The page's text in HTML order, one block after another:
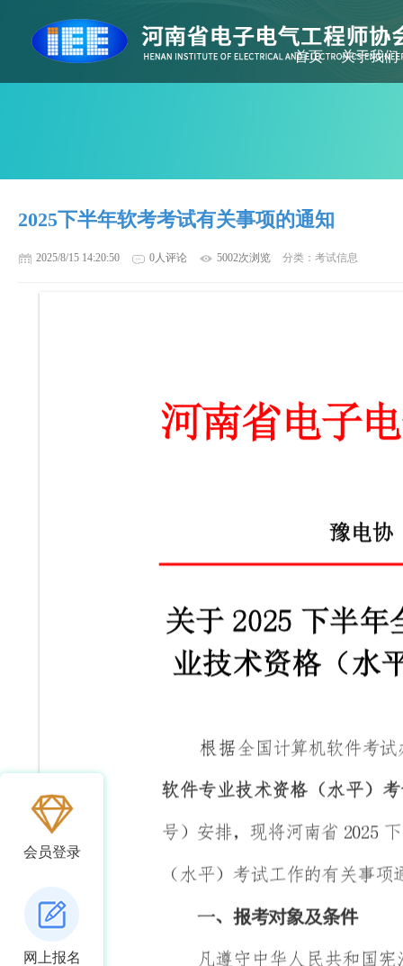
首页 关于我们
会员登录
网上报名
2025下半年软考考试有关事项的通知
2025/8/15 14:20:50 0人评论 5002次浏览 分类：考试信息